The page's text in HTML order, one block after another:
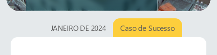
JANEIRO DE 2024 Caso de Sucesso